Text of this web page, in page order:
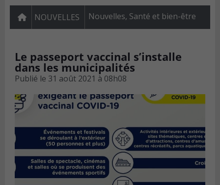
NOUVELLES Nouvelles, Santé et bien-être
Le passeport vaccinal s’installe
dans les municipalités
Publié le 31 août 2021 à 08h08